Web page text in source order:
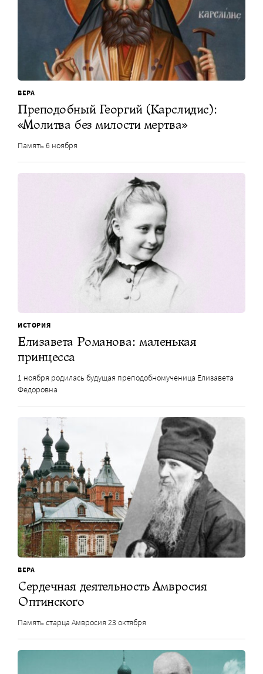
ВЕРА
Преподобный Георгий (Карслидис):
«Молитва без милости мертва»
Память 6 ноября
ИСТОРИЯ
Елизавета Романова: маленькая
принцесса
1 ноября родилась будущая преподобномученица Елизавета
Федоровна
ВЕРА
Сердечная деятельность Амвросия
Оптинского
Память старца Амвросия 23 октября